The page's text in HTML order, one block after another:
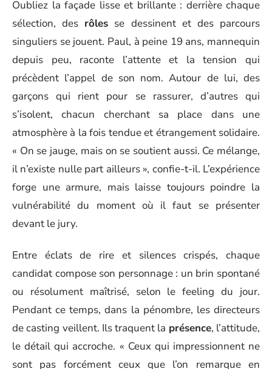
Oubliez la façade lisse et brillante : derrière chaque
sélection, des rôles se dessinent et des parcours
singuliers se jouent. Paul, à peine 19 ans, mannequin
depuis peu, raconte l’attente et la tension qui
précèdent l’appel de son nom. Autour de lui, des
garçons qui rient pour se rassurer, d’autres qui
s’isolent, chacun cherchant sa place dans une
atmosphère à la fois tendue et étrangement solidaire.
« On se jauge, mais on se soutient aussi. Ce mélange,
il n’existe nulle part ailleurs », confie-t-il. L’expérience
forge une armure, mais laisse toujours poindre la
vulnérabilité du moment où il faut se présenter
devant le jury.
Entre éclats de rire et silences crispés, chaque
candidat compose son personnage : un brin spontané
ou résolument maîtrisé, selon le feeling du jour.
Pendant ce temps, dans la pénombre, les directeurs
de casting veillent. Ils traquent la présence, l’attitude,
le détail qui accroche. « Ceux qui impressionnent ne
sont pas forcément ceux que l’on remarque en